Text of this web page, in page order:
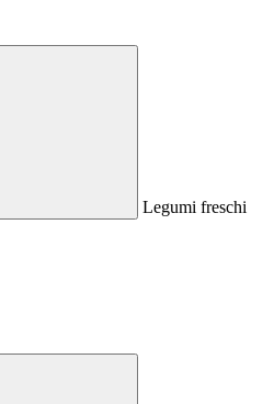
Legumi freschi